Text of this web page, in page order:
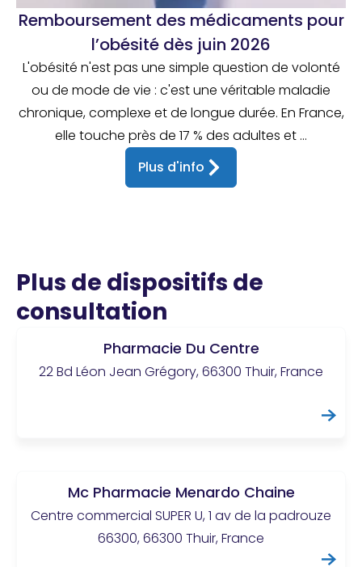
Remboursement des médicaments pour
l’obésité dès juin 2026
L'obésité n'est pas une simple question de volonté
ou de mode de vie : c'est une véritable maladie
chronique, complexe et de longue durée. En France,
elle touche près de 17 % des adultes et ...
Plus d'info
Plus de dispositifs de
consultation
Pharmacie Du Centre
22 Bd Léon Jean Grégory, 66300 Thuir, France
Mc Pharmacie Menardo Chaine
Centre commercial SUPER U, 1 av de la padrouze
66300, 66300 Thuir, France